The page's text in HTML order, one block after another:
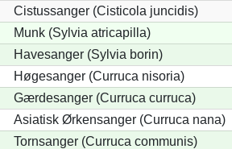
Cistussanger (Cisticola juncidis)
Munk (Sylvia atricapilla)
Havesanger (Sylvia borin)
Høgesanger (Curruca nisoria)
Gærdesanger (Curruca curruca)
Asiatisk Ørkensanger (Curruca nana)
Tornsanger (Curruca communis)